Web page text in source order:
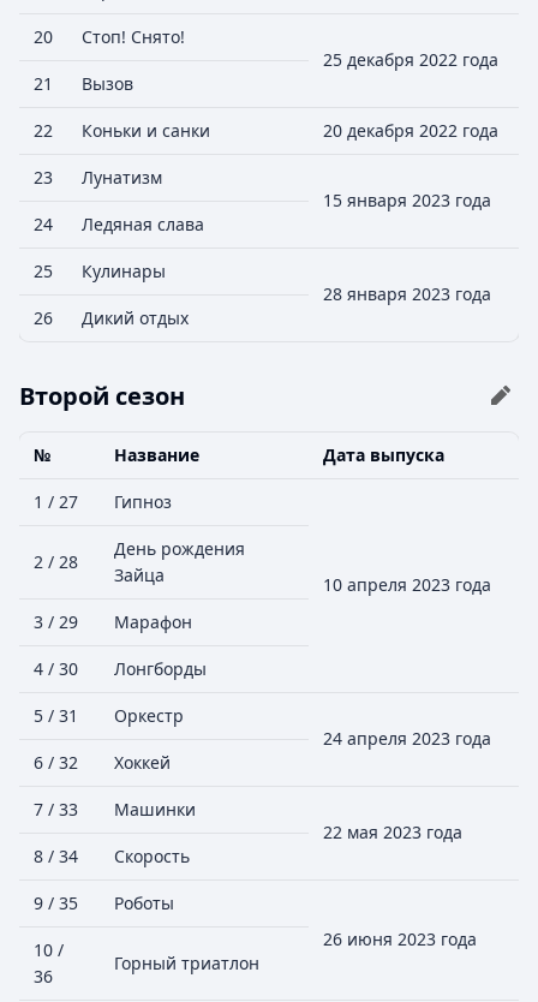
20
Стоп! Снято!
25 декабря 2022 года
21
Вызов
22 Коньки и санки 20 декабря 2022 года
23
Лунатизм
15 января 2023 года
24
Ледяная слава
25
Кулинары
28 января 2023 года
26
Дикий отдых
Второй сезон
№ Название Дата выпуска
1 / 27 Гипноз
10 апреля 2023 года
2 / 28
День рождения
Зайца
3 / 29 Марафон
4 / 30 Лонгборды
5 / 31
Оркестр
24 апреля 2023 года
6 / 32
Хоккей
7 / 33
Машинки
22 мая 2023 года
8 / 34
Скорость
9 / 35
Роботы
26 июня 2023 года
10 /
36
Горный триатлон